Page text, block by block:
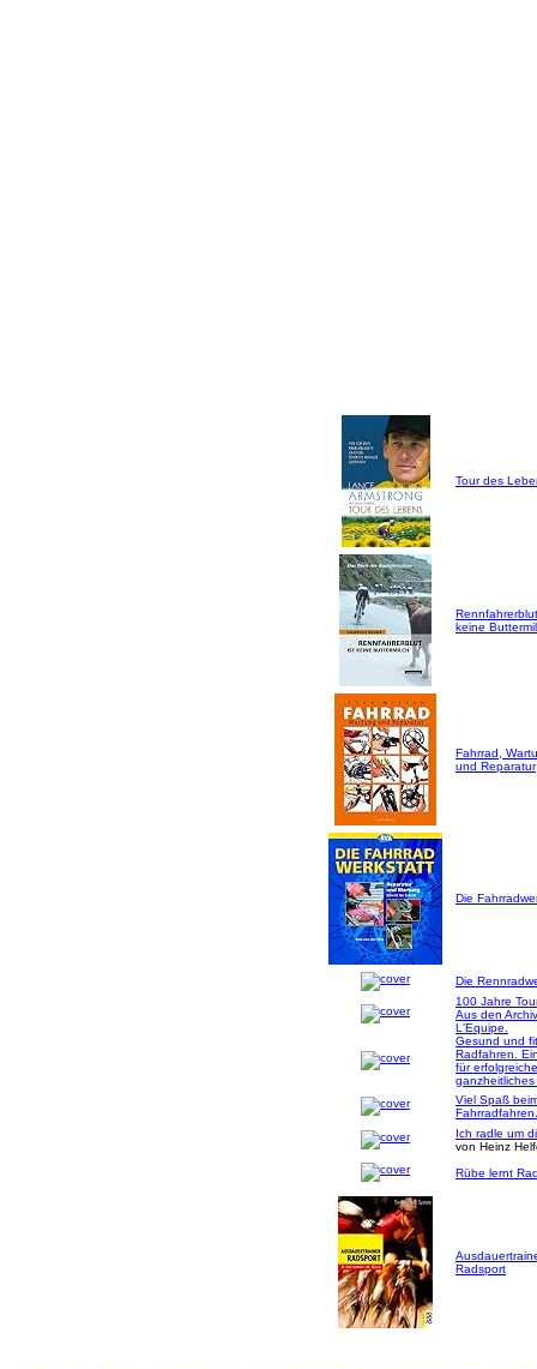
Tour des
keine
Fahrrad,
und Reparatur
Die
Die
100 Jahre
Aus den
L'Equipe.
Gesund und
Radfahren.
für
Viel Spaß
Fahrradfahren.
Ich radle um
von Heinz
Rübe lernt
Radsport